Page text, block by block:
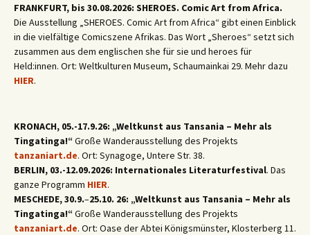
FRANKFURT, bis 30.08.2026: SHEROES. Comic Art from Africa.
Die Ausstellung „SHEROES. Comic Art from Africa“ gibt einen Einblick
in die vielfältige Comicszene Afrikas. Das Wort „Sheroes“ setzt sich
zusammen aus dem englischen she für sie und heroes für
Held:innen. Ort: Weltkulturen Museum, Schaumainkai 29. Mehr dazu
HIER.
KRONACH, 05.-17.9.26: „Weltkunst aus Tansania – Mehr als
Tingatinga!“Große Wanderausstellung des Projekts
tanzaniart.de. Ort: Synagoge, Untere Str. 38.
BERLIN, 03.-12.09.2026: Internationales Literaturfestival. Das
ganze Programm HIER.
MESCHEDE, 30.9.–25.10. 26: „Weltkunst aus Tansania – Mehr als
Tingatinga!“Große Wanderausstellung des Projekts
tanzaniart.de. Ort: Oase der Abtei Königsmünster, Klosterberg 11.